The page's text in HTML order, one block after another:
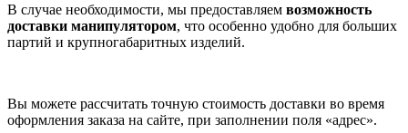
В случае необходимости, мы предоставляем возможность
доставки манипулятором, что особенно удобно для больших
партий и крупногабаритных изделий.
Вы можете рассчитать точную стоимость доставки во время
оформления заказа на сайте, при заполнении поля «адрес».